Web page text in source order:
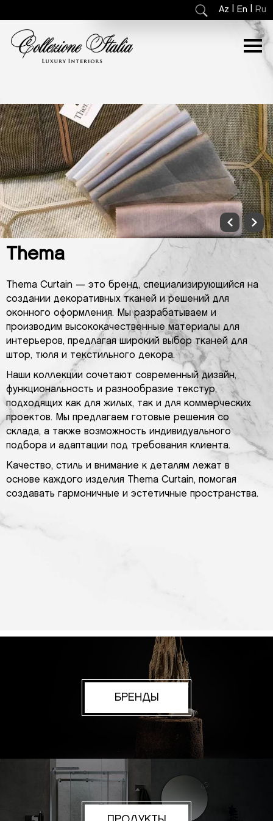
Az En Ru
Thema
Thema Curtain — это бренд, специализирующийся на
создании декоративных тканей и решений для
оконного оформления. Мы разрабатываем и
производим высококачественные материалы для
интерьеров, предлагая широкий выбор тканей для
штор, тюля и текстильного декора.
Наши коллекции сочетают современный дизайн,
функциональность и разнообразие текстур,
подходящих как для жилых, так и для коммерческих
проектов. Мы предлагаем готовые решения со
склада, а также возможность индивидуального
подбора и адаптации под требования клиента.
Качество, стиль и внимание к деталям лежат в
основе каждого изделия Thema Curtain, помогая
создавать гармоничные и эстетичные пространства.
БРЕНДЫ